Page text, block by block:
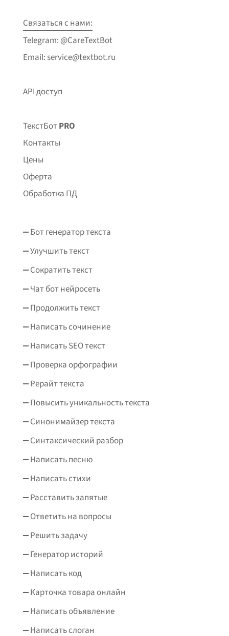
Связаться с нами:
Telegram: @CareTextBot
Email: service@textbot.ru
API доступ
ТекстБотPRO
Контакты
Цены
Оферта
Обработка ПД
Бот генератор текста
Улучшить текст
Сократить текст
Чат бот нейросеть
Продолжить текст
Написать сочинение
Написать SEO текст
Проверка орфографии
Рерайт текста
Повысить уникальность текста
Синонимайзер текста
Синтаксический разбор
Написать песню
Написать стихи
Расставить запятые
Ответить на вопросы
Решить задачу
Генератор историй
Написать код
Карточка товара онлайн
Написать объявление
Написать слоган